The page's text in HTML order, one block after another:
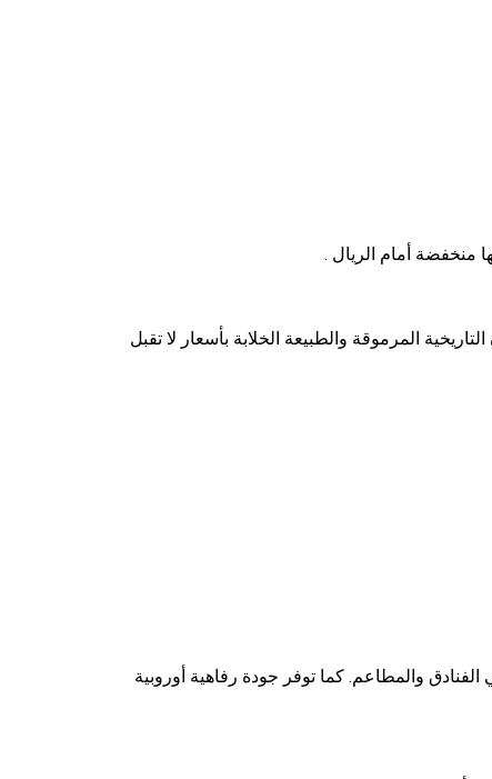
منخفضة أمام الريال .
المرموقة والطبيعة الخلابة بأسعار لا تقبل
والمطاعم. كما توفر جودة رفاهية أوروبية